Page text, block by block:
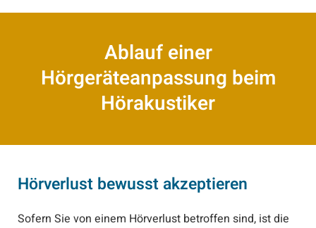
Ablauf einer
Hörgeräteanpassung beim
Hörakustiker
Hörverlust bewusst akzeptieren
Sofern Sie von einem Hörverlust betroffen sind, ist die